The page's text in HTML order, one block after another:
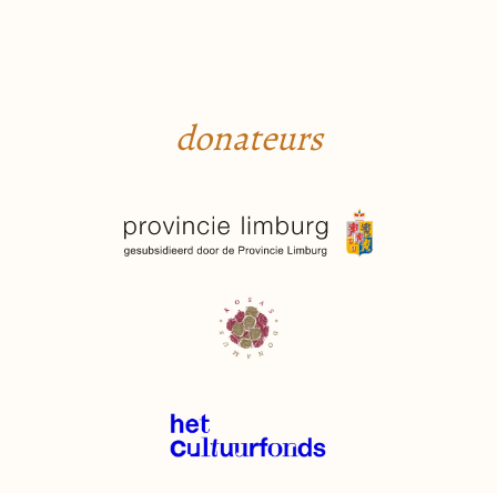
donateurs